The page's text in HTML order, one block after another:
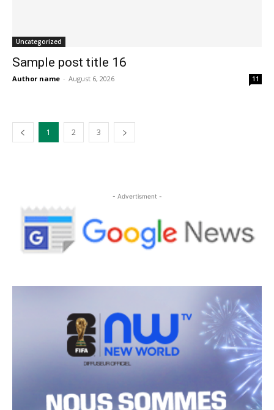
Uncategorized
Sample post title 16
Author name - August 6, 2026 11
1 2 3
- Advertisment -